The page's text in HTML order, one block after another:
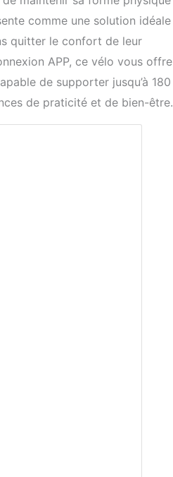
comme une solution idéale
quitter le confort de leur
APP, ce vélo vous offre
de supporter jusqu’à 180
de praticité et de bien-être.